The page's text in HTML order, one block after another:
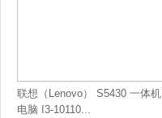
联想（Lenovo） S5430 一体机
电脑 I3-10110...